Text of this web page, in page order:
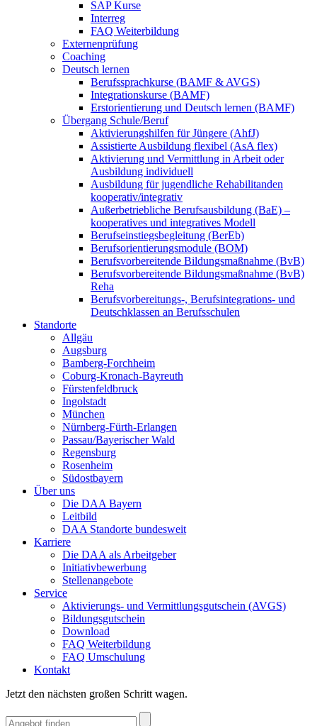
SAP Kurse
Interreg
FAQ Weiterbildung
Externenprüfung
Coaching
Deutsch lernen
Berufssprachkurse (BAMF & AVGS)
Integrationskurse (BAMF)
Erstorientierung und Deutsch lernen (BAMF)
Übergang Schule/Beruf
Aktivierungshilfen für Jüngere (AhfJ)
Assistierte Ausbildung flexibel (AsA flex)
Aktivierung und Vermittlung in Arbeit oder
Ausbildung individuell
Ausbildung für jugendliche Rehabilitanden
kooperativ/integrativ
Außerbetriebliche Berufsausbildung (BaE) –
kooperatives und integratives Modell
Berufseinstiegsbegleitung (BerEb)
Berufsorientierungsmodule (BOM)
Berufsvorbereitende Bildungsmaßnahme (BvB)
Berufsvorbereitende Bildungsmaßnahme (BvB)
Reha
Berufsvorbereitungs-, Berufsintegrations- und
Deutschklassen an Berufsschulen
Standorte
Allgäu
Augsburg
Bamberg-Forchheim
Coburg-Kronach-Bayreuth
Fürstenfeldbruck
Ingolstadt
München
Nürnberg-Fürth-Erlangen
Passau/Bayerischer Wald
Regensburg
Rosenheim
Südostbayern
Über uns
Die DAA Bayern
Leitbild
DAA Standorte bundesweit
Karriere
Die DAA als Arbeitgeber
Initiativbewerbung
Stellenangebote
Service
Aktivierungs- und Vermittlungsgutschein (AVGS)
Bildungsgutschein
Download
FAQ Weiterbildung
FAQ Umschulung
Kontakt
Jetzt den nächsten großen Schritt wagen.